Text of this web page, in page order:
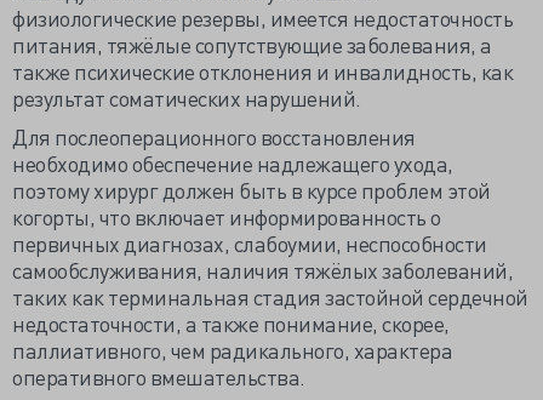
физиологические резервы, имеется недостаточность
питания, тяжёлые сопутствующие заболевания, а
также психические отклонения и инвалидность, как
результат соматических нарушений.
Для послеоперационного восстановления
необходимо обеспечение надлежащего ухода,
поэтому хирург должен быть в курсе проблем этой
когорты, что включает информированность о
первичных диагнозах, слабоумии, неспособности
самообслуживания, наличия тяжёлых заболеваний,
таких как терминальная стадия застойной сердечной
недостаточности, а также понимание, скорее,
паллиативного, чем радикального, характера
оперативного вмешательства.